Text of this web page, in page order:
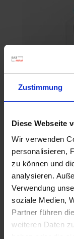
Zustimmung
Diese Webseite
Wir verwenden
personalisieren,
zu können und
analysieren.
Verwendung
soziale Medien,
Partner führen
weiteren Daten
Folpan 500
Artikel-Nr.: